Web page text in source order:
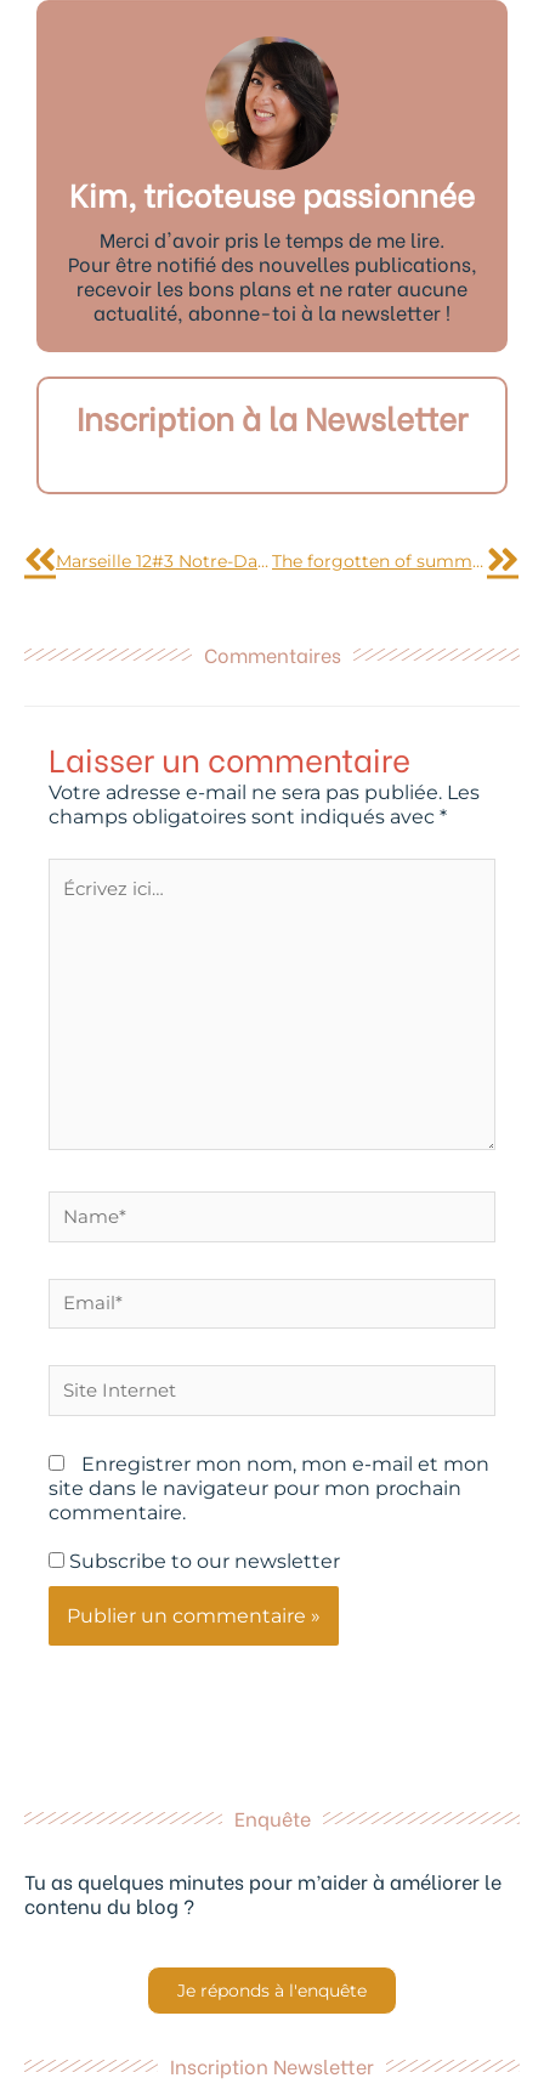
Kim, tricoteuse passionnée
Merci d'avoir pris le temps de me lire.
Pour être notifié des nouvelles publications,
recevoir les bons plans et ne rater aucune
actualité, abonne-toi à la newsletter !
Inscription à la Newsletter
Marseille 12#3 Notre-Dame de la Garde The forgotten of summer #1
Commentaires
Laisser un commentaire
Votre adresse e-mail ne sera pas publiée. Les
champs obligatoires sont indiqués avec *
ici…
Internet
Enregistrer mon nom, mon e-mail et mon
site dans le navigateur pour mon prochain
commentaire.
Subscribe to our newsletter
Enquête
Tu as quelques minutes pour m’aider à améliorer le
contenu du blog ?
Je réponds à l'enquête
Inscription Newsletter